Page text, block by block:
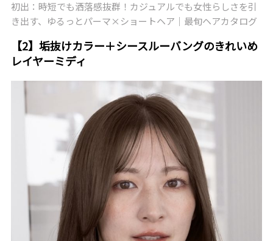
初出：時短でも洒落感抜群！カジュアルでも女性らしさを引
き出す、ゆるっとパーマ×ショートヘア｜最旬ヘアカタログ
【2】垢抜けカラー＋シースルーバングのきれいめ
レイヤーミディ